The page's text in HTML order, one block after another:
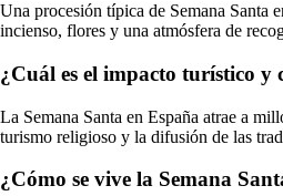
Una procesión típica de Semana Santa
incienso, flores y una atmósfera de
¿Cuál es el impacto turístico y
La Semana Santa en España atrae a
turismo religioso y la difusión de las
¿Cómo se vive la Semana